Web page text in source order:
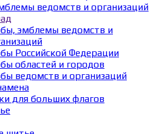
ведомств и организаций
эмблемы ведомств и
Российской Федерации
областей и городов
ведомств и организаций
для больших флагов